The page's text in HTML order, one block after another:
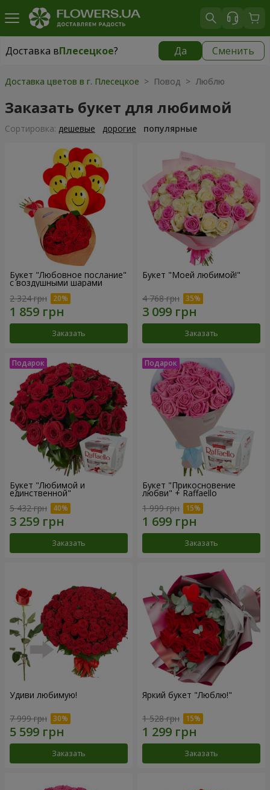
Доставка вПлесецкое? Да Сменить
Доставка вПлесецкое|
Доставка цветов в г. Плесецкое > Повод > Люблю
Заказать букет для любимой
Cортировка: дешевые дорогие популярные
Букет "Любовное послание"
с воздушными шарами
2 324 грн
Заказать
Букет "Моей любимой!"
4 768 грн
Заказать
Букет "Любимой и
единственной"
5 432 грн
Заказать
Букет "Прикосновение
любви" + Raffaello
1 999 грн
Заказать
Удиви любимую!
7 999 грн
Заказать
Яркий букет "Люблю!"
1 528 грн
Заказать